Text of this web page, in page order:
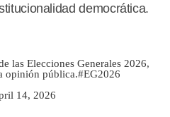
democrática.
las Elecciones Generales 2026,
opinión pública.#EG2026
14, 2026